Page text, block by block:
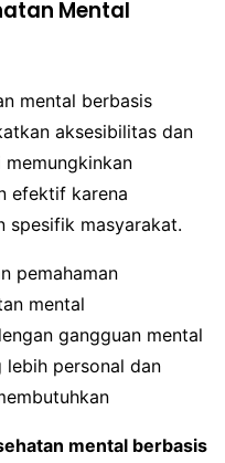
Mental
mental berbasis
aksesibilitas dan
memungkinkan
efektif karena
spesifik masyarakat.
pemahaman
mental
gangguan mental
lebih personal dan
mental berbasis